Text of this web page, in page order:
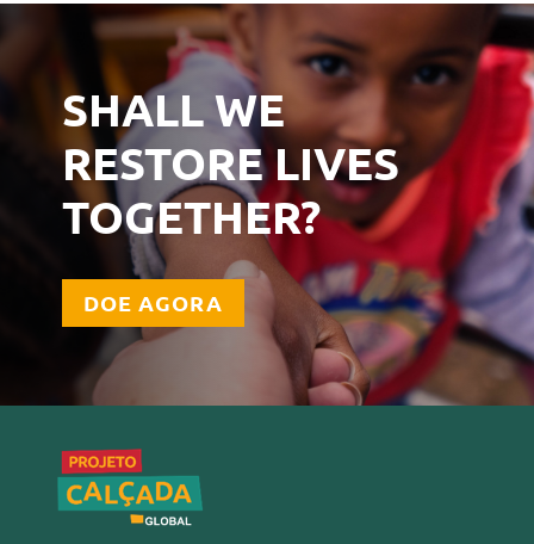
SHALL WE
RESTORE LIVES
TOGETHER?
DOE AGORA